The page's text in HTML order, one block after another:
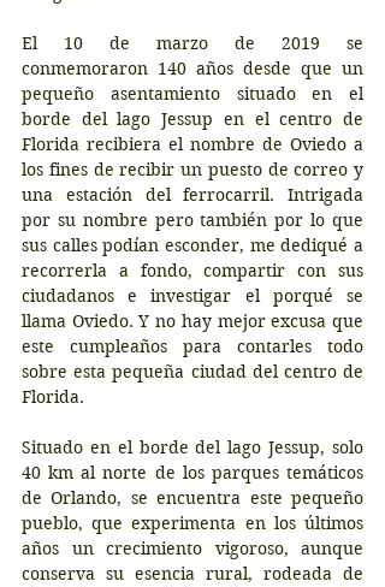
El 10 de marzo de 2019 se
conmemoraron 140 años desde que un
pequeño asentamiento situado en el
borde del lago Jessup en el centro de
Florida recibiera el nombre de Oviedo a
los fines de recibir un puesto de correo y
una estación del ferrocarril. Intrigada
por su nombre pero también por lo que
sus calles podían esconder, me dediqué a
recorrerla a fondo, compartir con sus
ciudadanos e investigar el porqué se
llama Oviedo. Y no hay mejor excusa que
este cumpleaños para contarles todo
sobre esta pequeña ciudad del centro de
Florida.
Situado en el borde del lago Jessup, solo
40 km al norte de los parques temáticos
de Orlando, se encuentra este pequeño
pueblo, que experimenta en los últimos
años un crecimiento vigoroso, aunque
conserva su esencia rural, rodeada de